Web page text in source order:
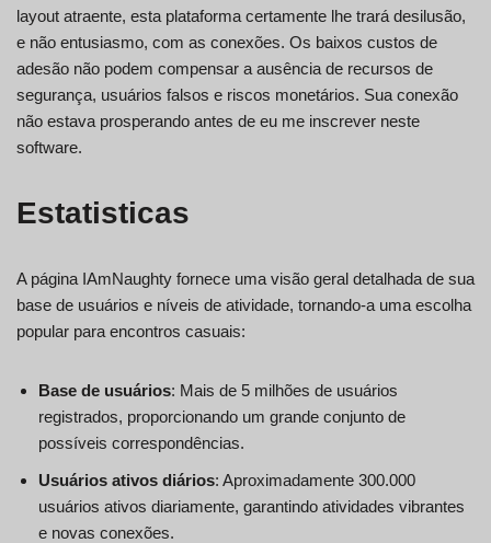
layout atraente, esta plataforma certamente lhe trará desilusão,
e não entusiasmo, com as conexões. Os baixos custos de
adesão não podem compensar a ausência de recursos de
segurança, usuários falsos e riscos monetários. Sua conexão
não estava prosperando antes de eu me inscrever neste
software.
Estatisticas
A página IAmNaughty fornece uma visão geral detalhada de sua
base de usuários e níveis de atividade, tornando-a uma escolha
popular para encontros casuais:
Base de usuários: Mais de 5 milhões de usuários
registrados, proporcionando um grande conjunto de
possíveis correspondências.
Usuários ativos diários: Aproximadamente 300.000
usuários ativos diariamente, garantindo atividades vibrantes
e novas conexões.